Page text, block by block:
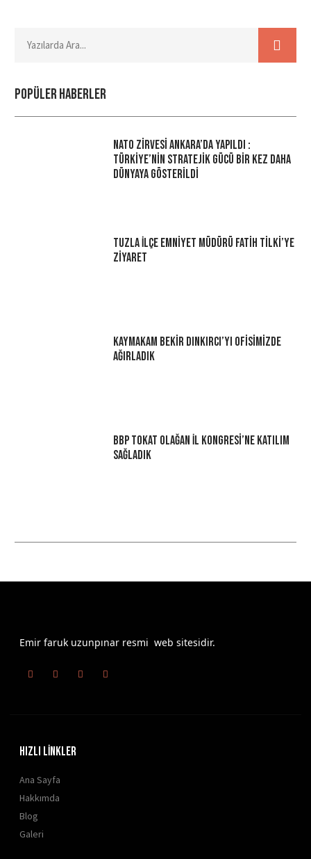
Popüler haberler
NATO Zirvesi Ankara’da Yapıldı :
Türkiye’nin Stratejik Gücü Bir Kez Daha
Dünyaya Gösterildi
Tuzla İlçe Emniyet Müdürü Fatih Tilki’ye
Ziyaret
Kaymakam Bekir Dınkırcı’yı Ofisimizde
Ağırladık
BBP Tokat Olağan İl Kongresi’ne Katılım
Sağladık
Emir faruk uzunpınar resmi web sitesidir.
HIZLI LİNKLER
Ana Sayfa
Hakkımda
Blog
Galeri